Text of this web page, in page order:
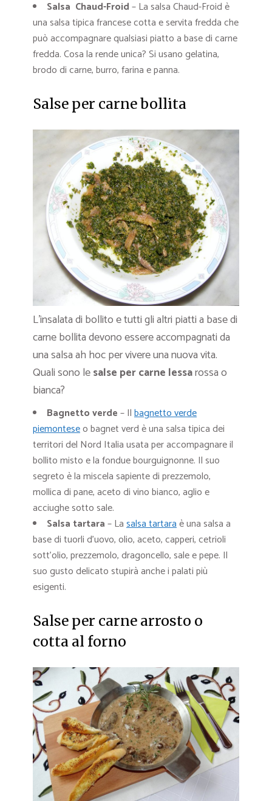
Salsa Chaud-Froid– La salsa Chaud-Froid è
una salsa tipica francese cotta e servita fredda che
può accompagnare qualsiasi piatto a base di carne
fredda. Cosa la rende unica? Si usano gelatina,
brodo di carne, burro, farina e panna.
Salse per carne bollita
L’insalata di bollito e tutti gli altri piatti a base di
carne bollita devono essere accompagnati da
una salsa ah hoc per vivere una nuova vita.
Quali sono lesalse per carne lessarossa o
bianca?
Bagnetto verde– Ilbagnetto verde
piemonteseo bagnet verd è una salsa tipica dei
territori del Nord Italia usata per accompagnare il
bollito misto e la fondue bourguignonne. Il suo
segreto è la miscela sapiente di prezzemolo,
mollica di pane, aceto di vino bianco, aglio e
acciughe sotto sale.
Salsa tartara– Lasalsa tartaraè una salsa a
base di tuorli d’uovo, olio, aceto, capperi, cetrioli
sott’olio, prezzemolo, dragoncello, sale e pepe. Il
suo gusto delicato stupirà anche i palati più
esigenti.
Salse per carne arrosto o
cotta al forno